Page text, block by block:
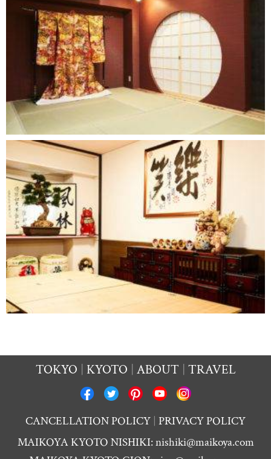
TOKYO KYOTO ABOUT TRAVEL
CANCELLATION POLICY PRIVACY POLICY
MAIKOYA KYOTO NISHIKI:nishiki@maikoya.com